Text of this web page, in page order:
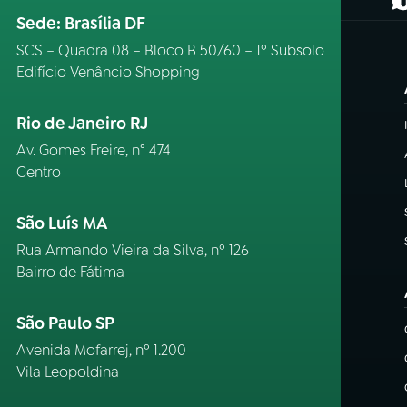
Sede: Brasília DF
SCS – Quadra 08 – Bloco B 50/60 – 1º Subsolo
Edifício Venâncio Shopping
Rio de Janeiro RJ
Av. Gomes Freire, n° 474
Centro
São Luís MA
Rua Armando Vieira da Silva, nº 126
Bairro de Fátima
São Paulo SP
Avenida Mofarrej, nº 1.200
Vila Leopoldina